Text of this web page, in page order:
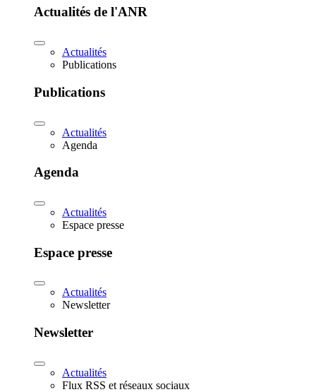
Actualités de l'ANR
Actualités
Publications
Publications
Actualités
Agenda
Agenda
Actualités
Espace presse
Espace presse
Actualités
Newsletter
Newsletter
Actualités
Flux RSS et réseaux sociaux